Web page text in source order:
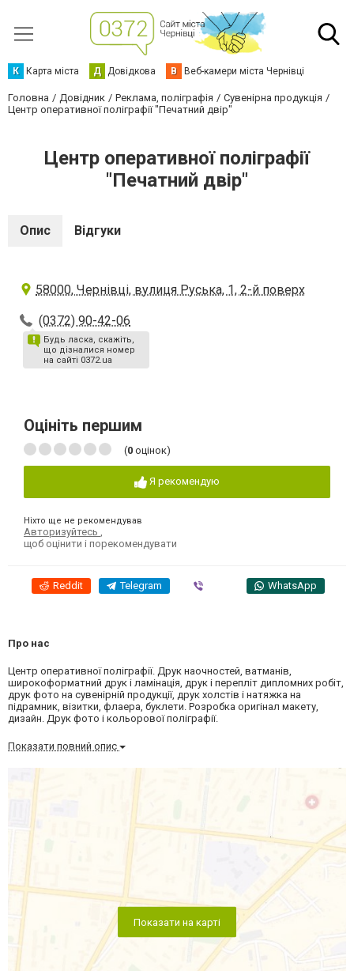
К Карта міста Д Довідкова В Веб-камери міста Чернівці
Головна Довідник Реклама, поліграфія
Сувенірна продукція
Центр оперативної поліграфії "Печатний двір"
Центр оперативної поліграфії
"Печатний двір"
Опис Відгуки
58000, Чернівці, вулиця Руська, 1, 2-й поверх
(0372) 90-42-06
Будь ласка, скажіть,
що дізналися номер
на сайті 0372.ua
Оцініть першим
(0 оцінок)
Я рекомендую
Ніхто ще не рекомендував
Авторизуйтесь
щоб оцінити і порекомендувати
Reddit Telegram WhatsApp
Про нас
Центр оперативної поліграфії. Друк наочностей, ватманів,
широкоформатний друк і ламінація, друк і перепліт дипломних робіт,
друк фото на сувенірній продукції, друк холстів і натяжка на
підрамник, візитки, флаера, буклети. Розробка оригінал макету,
дизайн. Друк фото і кольорової поліграфії.
Показати повний опис
Показати на карті